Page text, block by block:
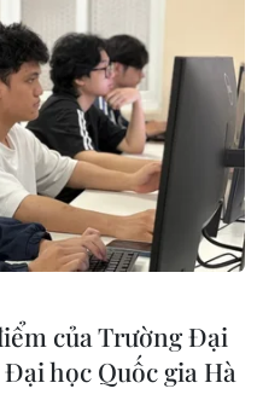
ngày
đầu
lớn
2026/27
vs
Kim
của Trường Đại
học Quốc gia Hà